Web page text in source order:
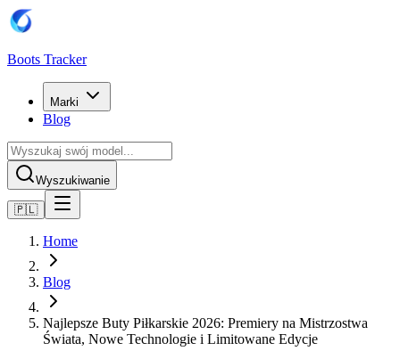
Boots Tracker
Marki
Blog
Wyszukiwanie
🇵🇱
Home
Blog
Najlepsze Buty Piłkarskie 2026: Premiery na Mistrzostwa
Świata, Nowe Technologie i Limitowane Edycje